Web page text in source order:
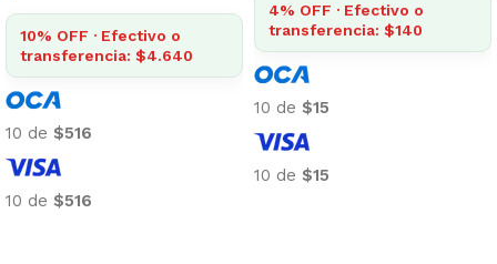
10% OFF · Efectivo o
transferencia: $4.640
10 de $516
10 de $516
4% OFF · Efectivo o
transferencia: $140
10 de $15
10 de $15